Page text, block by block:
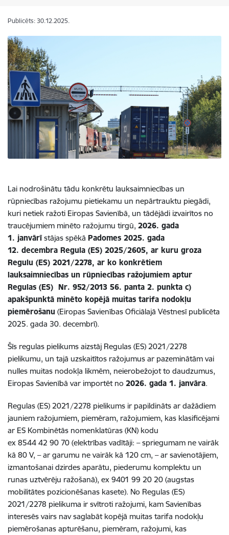
Publicēts: 30.12.2025.
Lai nodrošinātu tādu konkrētu lauksaimniecības un
rūpniecības ražojumu pietiekamu un nepārtrauktu piegādi,
kuri netiek ražoti Eiropas Savienībā, un tādējādi izvairītos no
traucējumiem minēto ražojumu tirgū, 2026. gada
1. janvārīstājas spēkā Padomes 2025. gada
12. decembra Regula (ES) 2025/2605, ar kuru groza
Regulu (ES) 2021/2278, ar ko konkrētiem
lauksaimniecības un rūpniecības ražojumiem aptur
Regulas (ES) Nr. 952/2013 56. panta 2. punkta c)
apakšpunktā minēto kopējā muitas tarifa nodokļu
piemērošanu (Eiropas Savienības Oficiālajā Vēstnesī publicēta
2025. gada 30. decembrī).
Šīs regulas pielikums aizstāj Regulas (ES) 2021/2278
pielikumu, un tajā uzskaitītos ražojumus ar pazeminātām vai
nulles muitas nodokļa likmēm, neierobežojot to daudzumus,
Eiropas Savienībā var importēt no 2026. gada 1. janvāra.
Regulas (ES) 2021/2278 pielikums ir papildināts ar dažādiem
jauniem ražojumiem, piemēram, ražojumiem, kas klasificējami
ar ES Kombinētās nomenklatūras (KN) kodu
ex 8544 42 90 70 (elektrības vadītāji: – spriegumam ne vairāk
kā 80 V, – ar garumu ne vairāk kā 120 cm, – ar savienotājiem,
izmantošanai dzirdes aparātu, piederumu komplektu un
runas uztvērēju ražošanā), ex 9401 99 20 20 (augstas
mobilitātes pozicionēšanas kasete). No Regulas (ES)
2021/2278 pielikuma ir svītroti ražojumi, kam Savienības
interesēs vairs nav saglabāt kopējā muitas tarifa nodokļu
piemērošanas apturēšanu, piemēram, ražojumi, kas